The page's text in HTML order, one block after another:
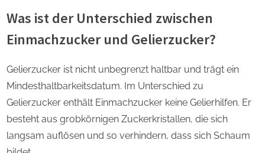
Was ist der Unterschied zwischen
Einmachzucker und Gelierzucker?
Gelierzucker ist nicht unbegrenzt haltbar und trägt ein
Mindesthaltbarkeitsdatum. Im Unterschied zu
Gelierzucker enthält Einmachzucker keine Gelierhilfen. Er
besteht aus grobkörnigen Zuckerkristallen, die sich
langsam auflösen und so verhindern, dass sich Schaum